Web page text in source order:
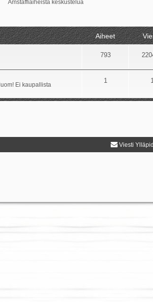
Amstaffiaiheista keskustelua
Aiheet
793
Ei kaupallista
1
Viesti